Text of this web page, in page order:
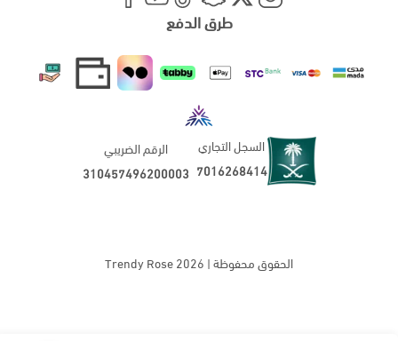
طرق الدفع
السجل التجاري
7016268414
الرقم الضريبي
310457496200003
الحقوق محفوظة | 2026 Trendy Rose